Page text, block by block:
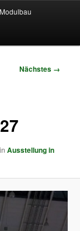
Modulbau
Nächstes →
inAusstellung in